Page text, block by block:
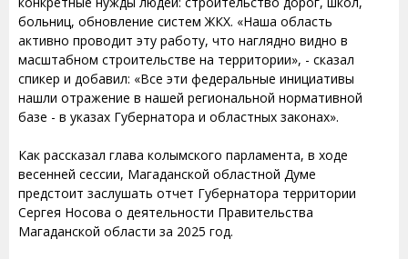
больниц, обновление систем ЖКХ. «Наша область
активно проводит эту работу, что наглядно видно в
масштабном строительстве на территории», - сказал
спикер и добавил: «Все эти федеральные инициативы
нашли отражение в нашей региональной нормативной
базе - в указах Губернатора и областных законах».
Как рассказал глава колымского парламента, в ходе
весенней сессии, Магаданской областной Думе
предстоит заслушать отчет Губернатора территории
Сергея Носова о деятельности Правительства
Магаданской области за 2025 год.